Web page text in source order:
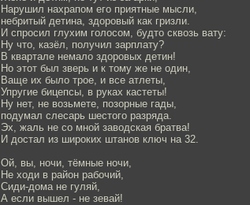
Нарушил нахрапом его приятные мысли,
небритый детина, здоровый как гризли.
И спросил глухим голосом, будто сквозь вату:
Ну что, казёл, получил зарплату?
В квартале немало здоровых детин!
Но этот был зверь и к тому же не один,
Ваще их было трое, и все атлеты,
Упругие бицепсы, в руках кастеты!
Ну нет, не возьмете, позорные гады,
подумал слесарь шестого разряда.
Эх, жаль не со мной заводская братва!
И достал из широких штанов ключ на 32.
Ой, вы, ночи, тёмные ночи,
Не ходи в район рабочий,
Сиди-дома не гуляй,
А если вышел - не зевай!